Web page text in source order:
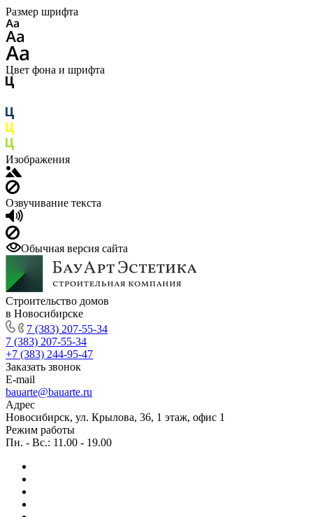
Размер шрифта
Цвет фона и шрифта
Изображения
Озвучивание текста
Обычная версия сайта
Строительство домов
в Новосибирске
7 (383) 207-55-34
7 (383) 207-55-34
+7 (383) 244-95-47
Заказать звонок
E-mail
bauarte@bauarte.ru
Адрес
Новосибирск, ул. Крылова, 36, 1 этаж, офис 1
Режим работы
Пн. - Вс.: 11.00 - 19.00